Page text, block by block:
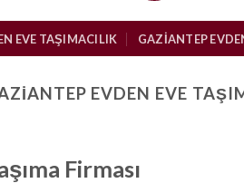
EVE TAŞIMACILIK GAZIANTEP
EVDEN EVE
Firması